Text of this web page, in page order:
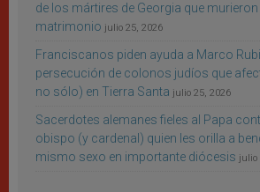
de los mártires de Georgia que murieron
matrimonio julio 25, 2026
Franciscanos piden ayuda a Marco
persecución de colonos judíos que
no sólo) en Tierra Santa julio 25, 2026
Sacerdotes alemanes fieles al Papa
obispo (y cardenal) quien les orilla a
mismo sexo en importante diócesis julio